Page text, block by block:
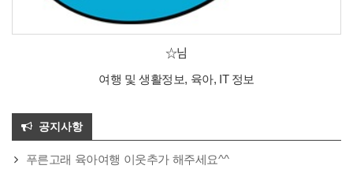
☆님
여행 및 생활정보, 육아, IT 정보
공지사항
푸른고래 육아여행 이웃추가 해주세요^^